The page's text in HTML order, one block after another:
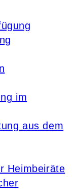
im
aus dem
Heimbeiräte